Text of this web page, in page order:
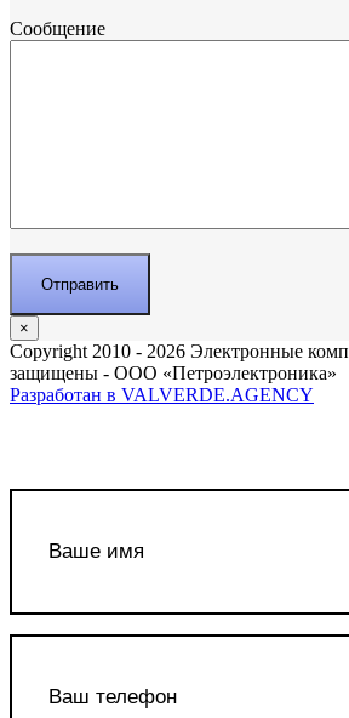
Сообщение
×
Copyright 2010 - 2026 Электронные
защищены - ООО «Петроэлектроника»
Разработан в VALVERDE.AGENCY